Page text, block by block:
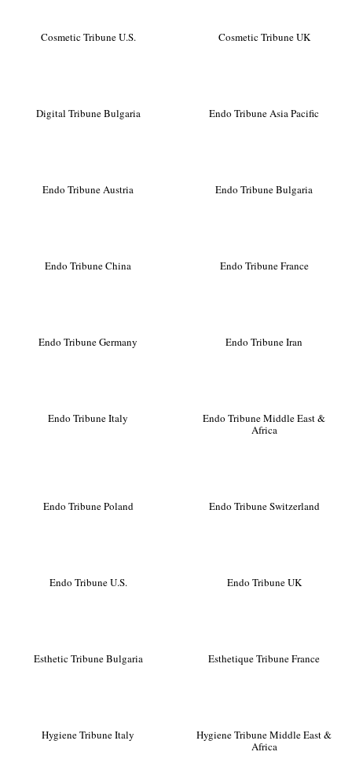
Cosmetic Tribune U.S. Cosmetic Tribune UK
Digital Tribune Bulgaria Endo Tribune Asia Pacific
Endo Tribune Austria Endo Tribune Bulgaria
Endo Tribune China Endo Tribune France
Endo Tribune Germany Endo Tribune Iran
Endo Tribune Italy
Endo Tribune Middle East &
Africa
Endo Tribune Poland Endo Tribune Switzerland
Endo Tribune U.S. Endo Tribune UK
Esthetic Tribune Bulgaria Esthetique Tribune France
Hygiene Tribune Italy
Hygiene Tribune Middle East &
Africa